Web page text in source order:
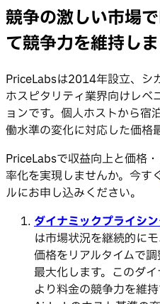
競争の激しい市場
て競争力を維持し
PriceLabsは2014年設立、シ
ホスピタリティ業界向けレベ
ョンです。個人ホストから宿
働水準の変化に対応した価格
PriceLabsで収益向上と価格
率化を実現しませんか。今す
ルにお申し込みください。
ダイナミックプライシ
は市場状況を継続的に
価格をリアルタイムで
最大化します。このダ
より料金の競争力を維